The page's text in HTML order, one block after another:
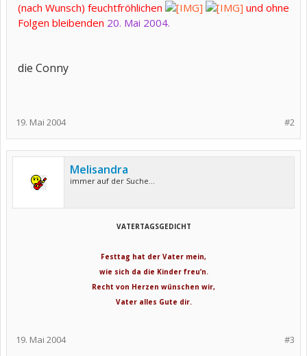
(nach Wunsch) feuchtfröhlichen
und ohne
Folgen bleibenden 20. Mai 2004.
die Conny​
#2
19. Mai 2004
Melisandra
immer auf der Suche...
VATERTAGSGEDICHT
Festtag hat der Vater mein,
wie sich da die Kinder freu’n.
Recht von Herzen wünschen wir,
Vater alles Gute dir.
#3
19. Mai 2004